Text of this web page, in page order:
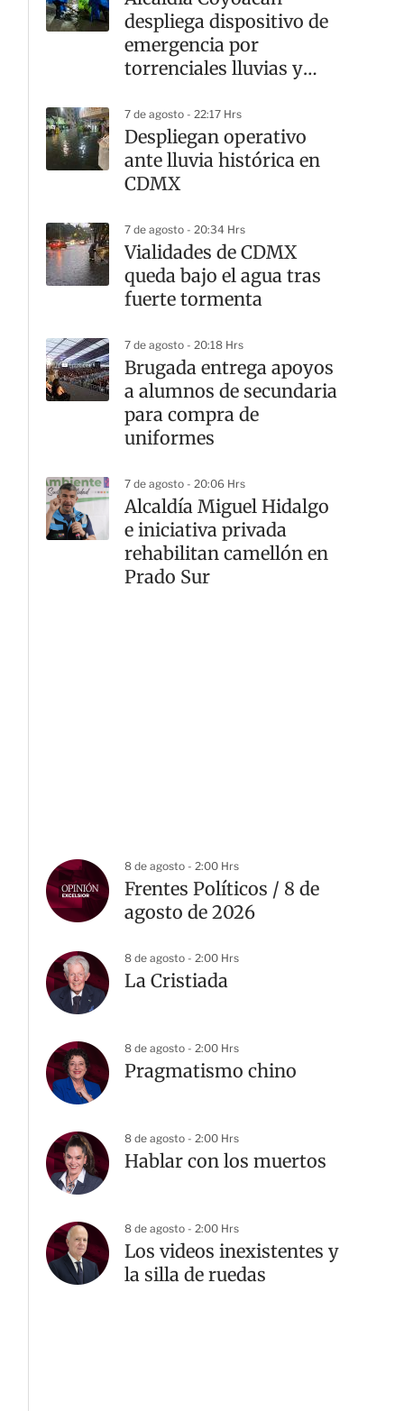
despliega dispositivo de
emergencia por
torrenciales lluvias y
7 de agosto - 22:17 Hrs
Despliegan operativo
ante lluvia histórica en
CDMX
7 de agosto - 20:34 Hrs
Vialidades de CDMX
queda bajo el agua tras
fuerte tormenta
7 de agosto - 20:18 Hrs
Brugada entrega apoyos
a alumnos de secundaria
para compra de
uniformes
7 de agosto - 20:06 Hrs
Alcaldía Miguel Hidalgo
e iniciativa privada
rehabilitan camellón en
Prado Sur
8 de agosto - 2:00 Hrs
Frentes Políticos / 8 de
agosto de 2026
8 de agosto - 2:00 Hrs
La Cristiada
8 de agosto - 2:00 Hrs
Pragmatismo chino
8 de agosto - 2:00 Hrs
Hablar con los muertos
8 de agosto - 2:00 Hrs
Los videos inexistentes y
la silla de ruedas